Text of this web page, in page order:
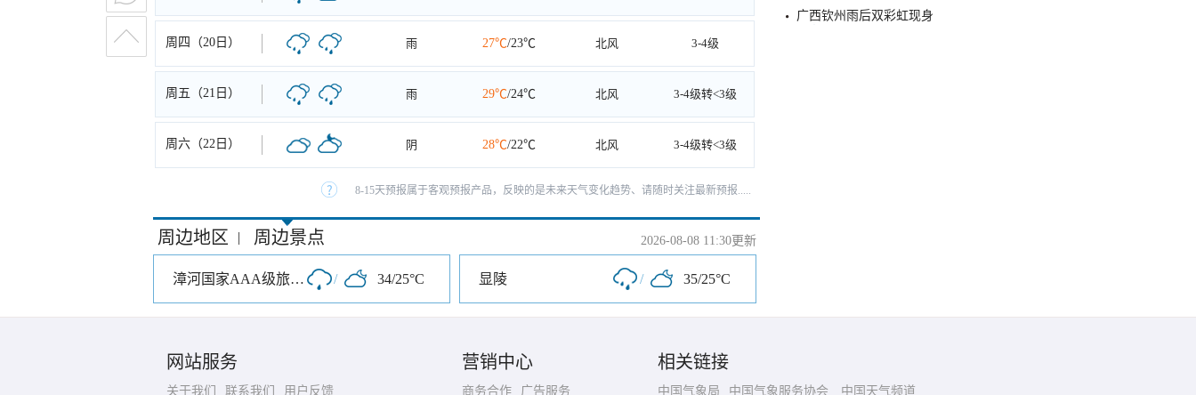
周四（20日） 雨 27℃/23℃ 北风 3-4级
周五（21日） 雨 29℃/24℃ 北风 3-4级转<3级
周六（22日） 阴 28℃/22℃ 北风 3-4级转<3级
8-15天预报属于客观预报产品，反映的是未来天气变化趋势、请随时关注最新预报.....
周边地区 | 周边景点 2026-08-08 11:30更新
漳河国家AAA级旅游区 / 34/25°C 显陵 / 35/25°C
广西钦州雨后双彩虹现身
网站服务
关于我们 联系我们 用户反馈
营销中心
商务合作 广告服务
相关链接
中国气象局 中国气象服务协会 中国天气频道